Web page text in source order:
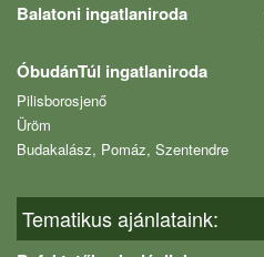
Balatoni ingatlaniroda
ÓbudánTúl ingatlaniroda
Pilisborosjenő
Üröm
Budakalász, Pomáz, Szentendre
Tematikus ajánlataink: